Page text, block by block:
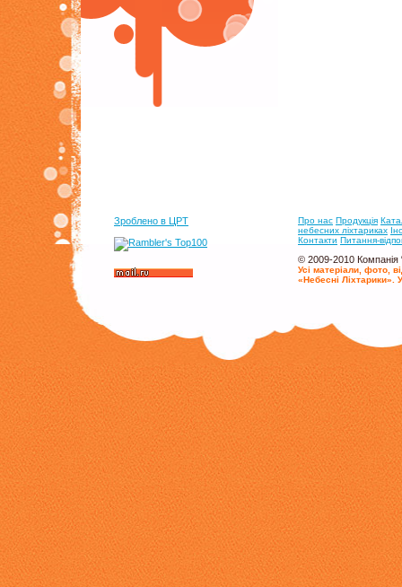
Зроблено в ЦРТ Про нас Продукцiя
небесних лiхтариках
Контакти Питання-
© 2009-2010 Компанія
Усі матеріали, фото,
«Небесні Ліхтарики».